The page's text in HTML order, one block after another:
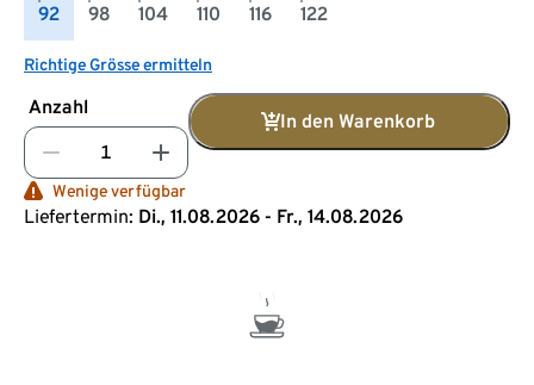
92 98 104 110 116 122
Richtige Grösse ermitteln
Anzahl
In den Warenkorb
Wenige verfügbar
Liefertermin: Di., 11.08.2026 - Fr., 14.08.2026